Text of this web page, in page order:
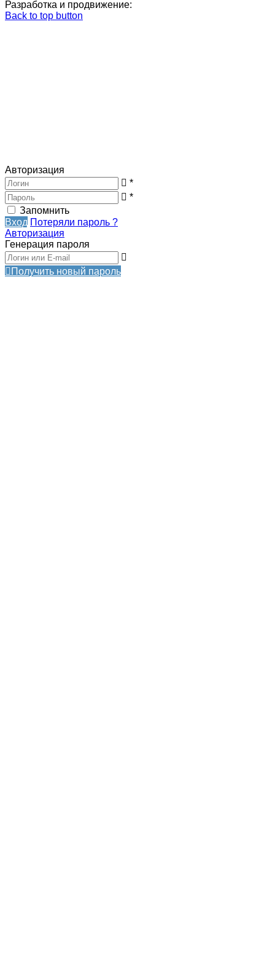
Разработка и продвижение:
Back to top button
Авторизация
*
*
Запомнить
Вход Потеряли пароль ?
Авторизация
Генерация пароля
Получить новый пароль